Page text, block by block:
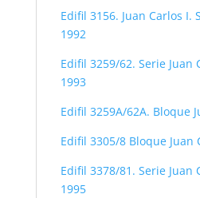
Edifil 3156. Juan Carlos I.
1992
Edifil 3259/62. Serie Juan
1993
Edifil 3259A/62A. Bloque
Edifil 3305/8 Bloque Juan
Edifil 3378/81. Serie Juan
1995